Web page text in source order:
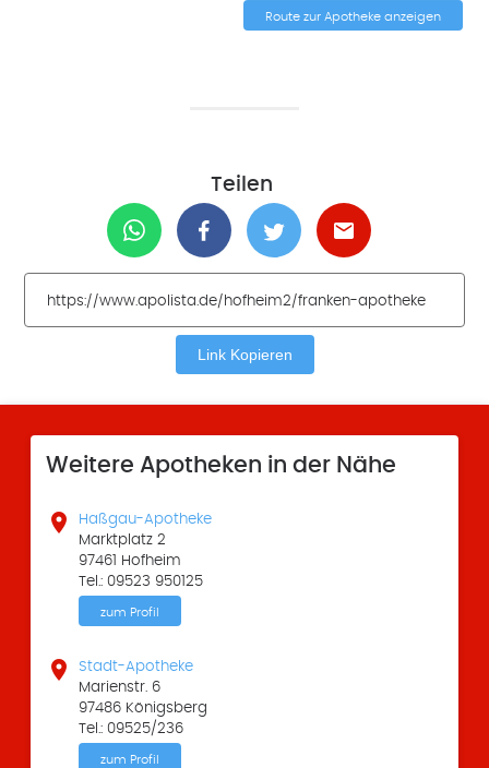
Route zur Apotheke anzeigen
Teilen
Link Kopieren
Weitere Apotheken in der Nähe

Haßgau-Apotheke
Marktplatz 2
97461 Hofheim
Tel.: 09523 950125
zum Profil

Stadt-Apotheke
Marienstr. 6
97486 Königsberg
Tel.: 09525/236
zum Profil